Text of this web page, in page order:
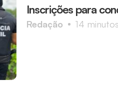
Inscrições para
Redação 14